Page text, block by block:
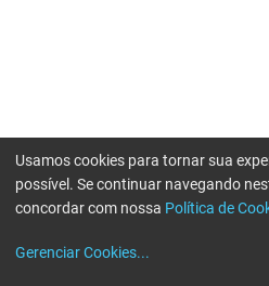
Usamos cookies para tornar sua
possível. Se continuar navegando
concordar com nossa Política de
Gerenciar Cookies...
Erro ao enviar informações, por